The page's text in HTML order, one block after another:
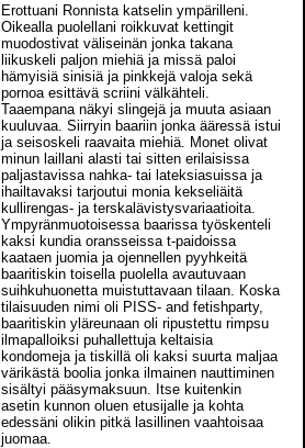
Erottuani Ronnista katselin ympärilleni.
Oikealla puolellani roikkuvat kettingit
muodostivat väliseinän jonka takana
liikuskeli paljon miehiä ja missä paloi
hämyisiä sinisiä ja pinkkejä valoja sekä
pornoa esittävä scriini välkähteli.
Taaempana näkyi slingejä ja muuta asiaan
kuuluvaa. Siirryin baariin jonka ääressä istui
ja seisoskeli raavaita miehiä. Monet olivat
minun laillani alasti tai sitten erilaisissa
paljastavissa nahka- tai lateksiasuissa ja
ihailtavaksi tarjoutui monia kekseliäitä
kullirengas- ja terskalävistysvariaatioita.
Ympyränmuotoisessa baarissa työskenteli
kaksi kundia oransseissa t-paidoissa
kaataen juomia ja ojennellen pyyhkeitä
baaritiskin toisella puolella avautuvaan
suihkuhuonetta muistuttavaan tilaan. Koska
tilaisuuden nimi oli PISS- and fetishparty,
baaritiskin yläreunaan oli ripustettu rimpsu
ilmapalloiksi puhallettuja keltaisia
kondomeja ja tiskillä oli kaksi suurta maljaa
värikästä boolia jonka ilmainen nauttiminen
sisältyi pääsymaksuun. Itse kuitenkin
asetin kunnon oluen etusijalle ja kohta
edessäni olikin pitkä lasillinen vaahtoisaa
juomaa.